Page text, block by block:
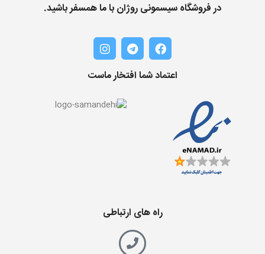
در فروشگاه سیسمونی روژان با ما همسفر باشید.
اعتماد شما افتخار ماست
راه های ارتباطی